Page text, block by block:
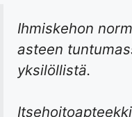
Ihmiskehon
asteen
yksilöllistä.
Itsehoitoapteekki